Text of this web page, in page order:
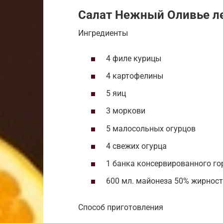
Салат Нежный Оливье
Ингредиенты
4 филе курицы
4 картофелины
5 яиц
3 моркови
5 малосольных огурцов
4 свежих огурца
1 банка консервированного
600 мл. майонеза 50%
Способ приготовления